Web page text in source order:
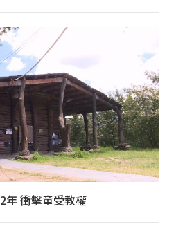
年 衝擊童受教權